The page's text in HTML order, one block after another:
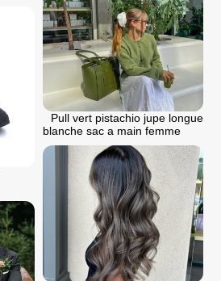
Pull vert pistachio jupe longue
blanche sac a main femme